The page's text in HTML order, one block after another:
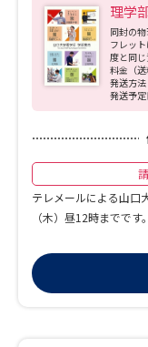
大学で学びたい学
学問のミニ講義「夢ナビ
Ｑ＆Ａ よくあるご質問
理学
同封の
フレッ
度と同じ
料金（
発送方
発送予定
テレメールによる山口
（木）昼12時までで